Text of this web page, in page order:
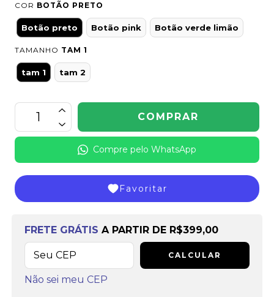
COR BOTÃO PRETO
Botão preto Botão pink Botão verde limão
TAMANHO TAM 1
tam 1 tam 2
Compre pelo WhatsApp
Favoritar
Frete grátisa partir deR$399,00
FRETE GRÁTIS A PARTIR DE R$399,00
CALCULAR
Não sei meu CEP